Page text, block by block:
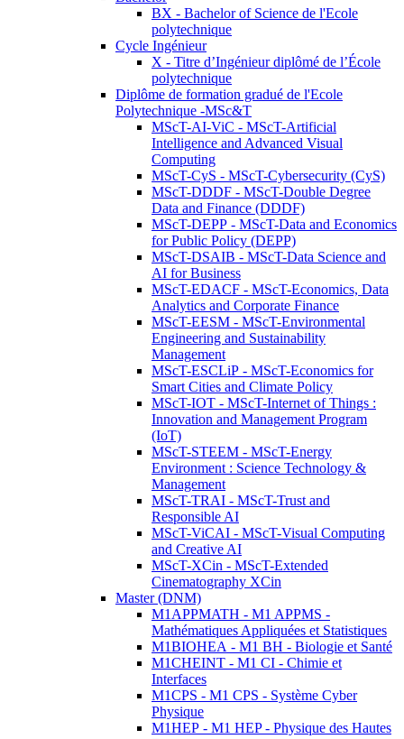
BX - Bachelor of Science de l'Ecole
polytechnique
Cycle Ingénieur
X - Titre d’Ingénieur diplômé de l’École
polytechnique
Diplôme de formation gradué de l'Ecole
Polytechnique -MSc&T
MScT-AI-ViC - MScT-Artificial
Intelligence and Advanced Visual
Computing
MScT-CyS - MScT-Cybersecurity (CyS)
MScT-DDDF - MScT-Double Degree
Data and Finance (DDDF)
MScT-DEPP - MScT-Data and Economics
for Public Policy (DEPP)
MScT-DSAIB - MScT-Data Science and
AI for Business
MScT-EDACF - MScT-Economics, Data
Analytics and Corporate Finance
MScT-EESM - MScT-Environmental
Engineering and Sustainability
Management
MScT-ESCLiP - MScT-Economics for
Smart Cities and Climate Policy
MScT-IOT - MScT-Internet of Things :
Innovation and Management Program
(IoT)
MScT-STEEM - MScT-Energy
Environment : Science Technology &
Management
MScT-TRAI - MScT-Trust and
Responsible AI
MScT-ViCAI - MScT-Visual Computing
and Creative AI
MScT-XCin - MScT-Extended
Cinematography XCin
Master (DNM)
M1APPMATH - M1 APPMS -
Mathématiques Appliquées et Statistiques
M1BIOHEA - M1 BH - Biologie et Santé
M1CHEINT - M1 CI - Chimie et
Interfaces
M1CPS - M1 CPS - Système Cyber
Physique
M1HEP - M1 HEP - Physique des Hautes